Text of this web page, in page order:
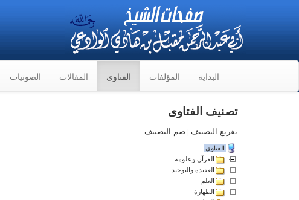
البداية المؤلفات الفتاوى المقالات الصوتيات
تصنيف الفتاوى
تفريع التصنيف | ضم التصنيف
الفتاوى
القرآن وعلومه
العقيدة والتوحيد
العلم
الطهارة